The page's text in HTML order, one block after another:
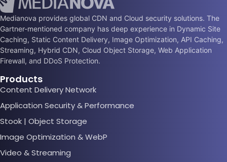
Medianova provides global CDN and Cloud security solutions. The
Gartner-mentioned company has deep experience in Dynamic Site
Caching, Static Content Delivery, Image Optimization, API Caching,
Streaming, Hybrid CDN, Cloud Object Storage, Web Application
Firewall, and DDoS Protection.
Products
Content Delivery Network
Application Security & Performance
Stook | Object Storage
Image Optimization & WebP
Video & Streaming